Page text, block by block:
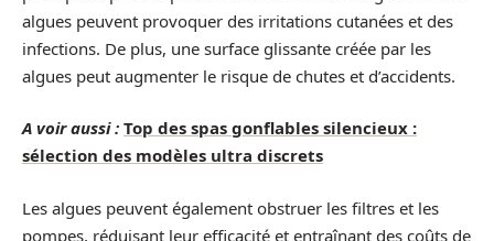
algues peuvent provoquer des irritations cutanées et des
infections. De plus, une surface glissante créée par les
algues peut augmenter le risque de chutes et d’accidents.
A voir aussi : Top des spas gonflables silencieux :
sélection des modèles ultra discrets
Les algues peuvent également obstruer les filtres et les
pompes, réduisant leur efficacité et entraînant des coûts de